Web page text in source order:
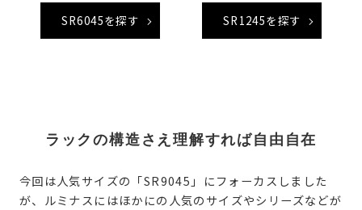
SR6045を探す SR1245を探す
ラックの構造さえ理解すれば自由自在
今回は人気サイズの「SR9045」にフォーカスしました
が、ルミナスにはほかにの人気のサイズやシリーズなどが